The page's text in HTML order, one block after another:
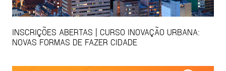
INSCRIÇÕES ABERTAS | CURSO INOVAÇÃO URBANA:
NOVAS FORMAS DE FAZER CIDADE